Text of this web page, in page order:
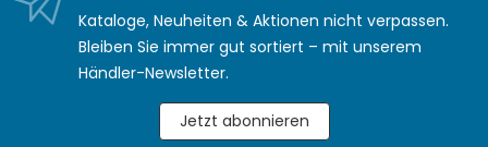
Kataloge, Neuheiten & Aktionen nicht verpassen.
Bleiben Sie immer gut sortiert – mit unserem
Händler-Newsletter.
Jetzt abonnieren